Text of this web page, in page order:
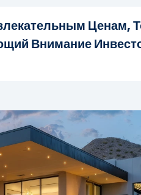
Ценам,
Внимание